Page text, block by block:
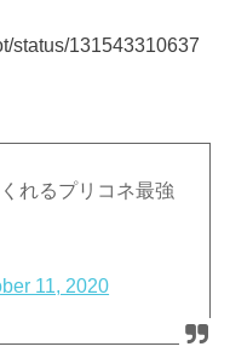
status/131543310637
れるプリコネ最強
11, 2020